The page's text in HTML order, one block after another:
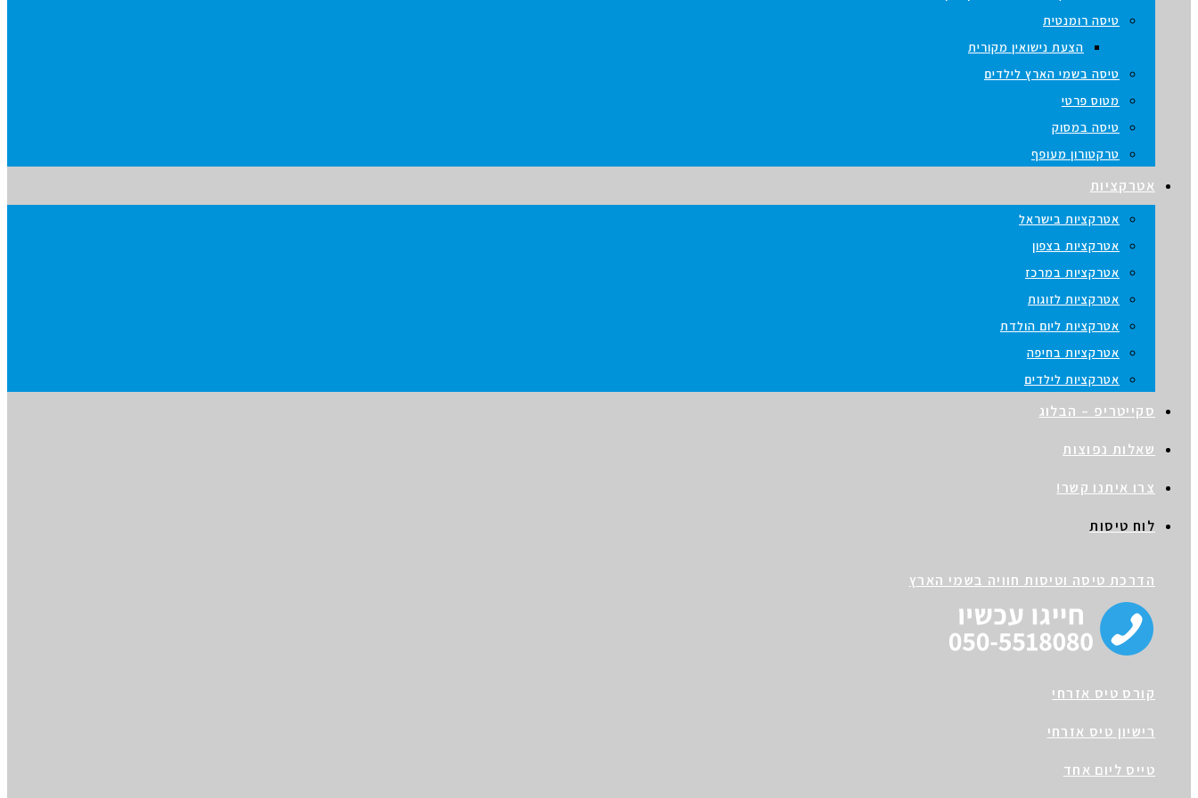
טיסה רומנטית
הצעת נישואין מקורית
טיסה בשמי הארץ לילדים
מטוס פרטי
טיסה במסוק
טרקטורון מעופף
אטרקציות
אטרקציות בישראל
אטרקציות בצפון
אטרקציות במרכז
אטרקציות לזוגות
אטרקציות ליום הולדת
אטרקציות בחיפה
אטרקציות לילדים
סקייטריפ – הבלוג
שאלות נפוצות
צרו איתנו קשר!
לוח טיסות
הדרכת טיסה וטיסות חוויה בשמי הארץ
קורס טיס אזרחי
רישיון טיס אזרחי
טייס ליום אחד